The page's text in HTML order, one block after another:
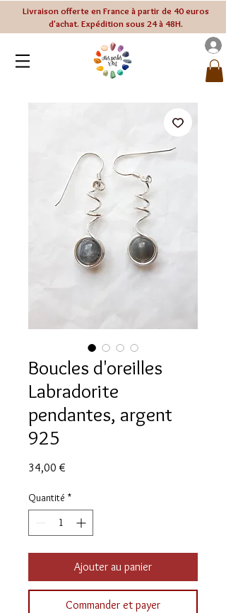
Livraison offerte en France à partir de 40 euros
d'achat. Expédition sous 24 à 48H.
Boucles d'oreilles
Labradorite
pendantes, argent
925
34,00 €
Quantité *
Ajouter au panier
Commander et payer